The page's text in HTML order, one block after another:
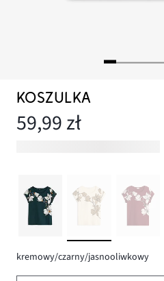
KOSZULKA
59,99 zł
kremowy/czarny/jasnooliwkowy